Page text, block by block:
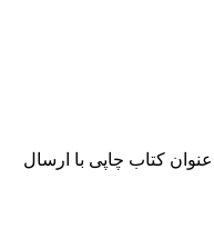
کتاب چاپی با ارسال